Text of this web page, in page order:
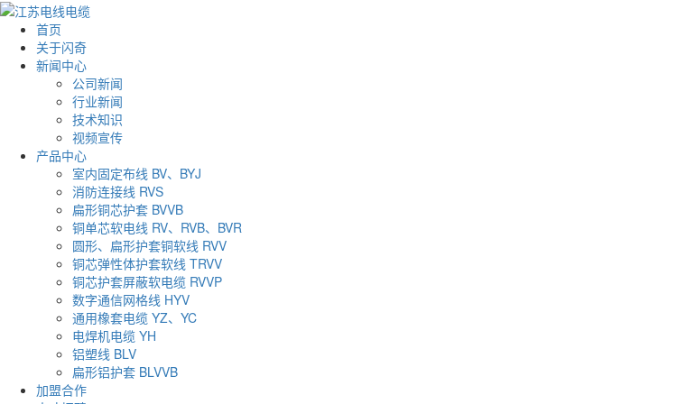
首页
关于闪奇
新闻中心
公司新闻
行业新闻
技术知识
视频宣传
产品中心
室内固定布线 BV、BYJ
消防连接线 RVS
扁形铜芯护套 BVVB
铜单芯软电线 RV、RVB、BVR
圆形、扁形护套铜软线 RVV
铜芯弹性体护套软线 TRVV
铜芯护套屏蔽软电缆 RVVP
数字通信网格线 HYV
通用橡套电缆 YZ、YC
电焊机电缆 YH
铝塑线 BLV
扁形铝护套 BLVVB
加盟合作